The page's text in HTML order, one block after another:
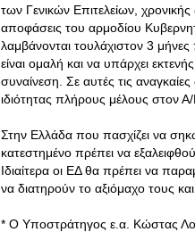
των Γενικών Επιτελείων,
αποφάσεις του αρμοδίου
λαμβάνονται τουλάχιστον 3
είναι ομαλή και να υπάρχει
συναίνεση. Σε αυτές τις
ιδιότητας πλήρους μέλους στον
Στην Ελλάδα που πασχίζει να
κατεστημένο πρέπει να
Ιδιαίτερα οι ΕΔ θα πρέπει να
να διατηρούν το αξιόμαχο τους
* Ο Υποστράτηγος ε.α. Κώστας